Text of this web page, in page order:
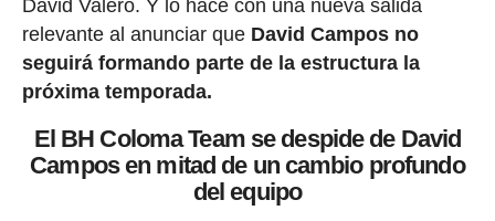
David Valero. Y lo hace con una nueva salida
relevante al anunciar que David Campos no
seguirá formando parte de la estructura la
próxima temporada.
El BH Coloma Team se despide de David
Campos en mitad de un cambio profundo
del equipo